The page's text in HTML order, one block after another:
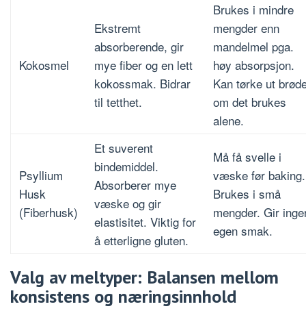
Kokosmel
Ekstremt
absorberende, gir
mye fiber og en lett
kokossmak. Bidrar
til tetthet.
Brukes i mindre
mengder enn
mandelmel pga.
høy absorpsjon.
Kan tørke ut
om det brukes
alene.
Psyllium
Husk
(Fiberhusk)
Et suverent
bindemiddel.
Absorberer mye
væske og gir
elastisitet. Viktig for
å etterligne gluten.
Må få svelle i
væske før baking.
Brukes i små
mengder. Gir
egen smak.
Valg av meltyper: Balansen mellom
konsistens og næringsinnhold